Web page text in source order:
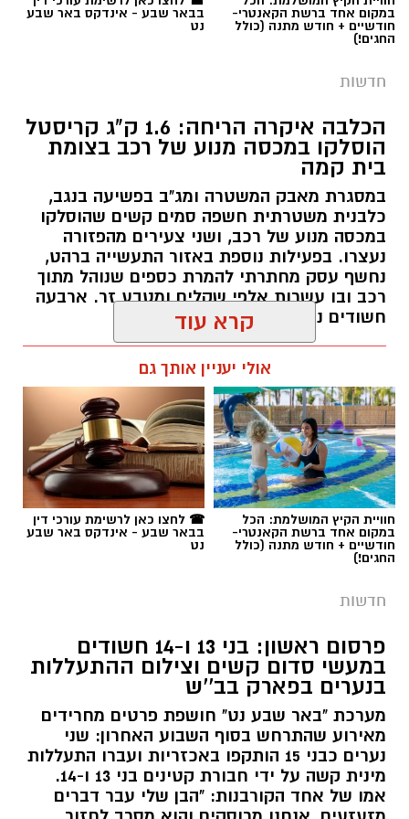
בית קמה
כלבנית משטרתית חשפה סמים קשים שהוסלקו
במכסה מנוע של רכב, ושני צעירים מהפזורה
נעצרו. בפעילות נוספת באזור התעשייה ברהט,
נחשף עסק מחתרתי להמרת כספים שנוהל מתוך
רכב ובו עשרות אלפי שקלים ומטבע זר. ארבעה
חשודים נעצרו בסך הכל.
רותם שרון / 19:00 06.08.26
תגים:משטרה
קרדיט: משטרת ישראל
שוטרי המחוז הדרומי ולוחמי המשמר הלאומי של
מג"ב ממשיכים להנחית מכות על תשתיות
הפשיעה בנגב, עם שתי תפיסות משמעותיות
ביממות האחרונות. במסגרת פעילות סמויה
שנערכה על ידי כוחות מג"ב יחד עם שוטרי ימ"ר
קרא עוד
אולי יעניין אותך גם
חוויית הקיץ המושלמת: הכל
במקום אחד ברשת הקאנטרי-
חודשיים + חודש מתנה (כולל
החגים!)
☎ לחצו כאן לרשימת עורכי דין
בבאר שבע - אינדקס באר שבע
נט
חדשות
בנערים בפארק בב''ש
מאירוע שהתרחש בסוף השבוע האחרון: שני
נערים כבני 15 הותקפו באכזריות ועברו התעללות
אמו של אחד הקורבנות: "הבן שלי עבר דברים
מזעזעים, אנחנו מרוסקים והוא מסרב לחזור
הביתה". תוך ימים ספורים: צפוי כתב אישום נגד
התוקפים.
רותם שרון / 15:41 06.08.26
קרא עוד
אולי יעניין אותך גם